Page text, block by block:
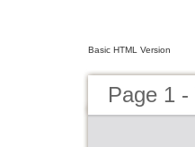
Basic HTML Version
Page 1